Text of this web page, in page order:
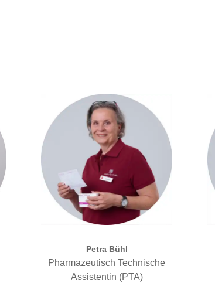
Petra Bühl
Pharmazeutisch Technische
Assistentin (PTA)